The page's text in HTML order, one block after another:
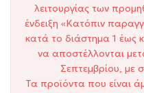
λειτουργίας των
ένδειξη «Κατόπιν
κατά το διάστημα 1 έως
να αποστέλλονται
Σεπτεμβρίου, με
Τα προϊόντα που είναι